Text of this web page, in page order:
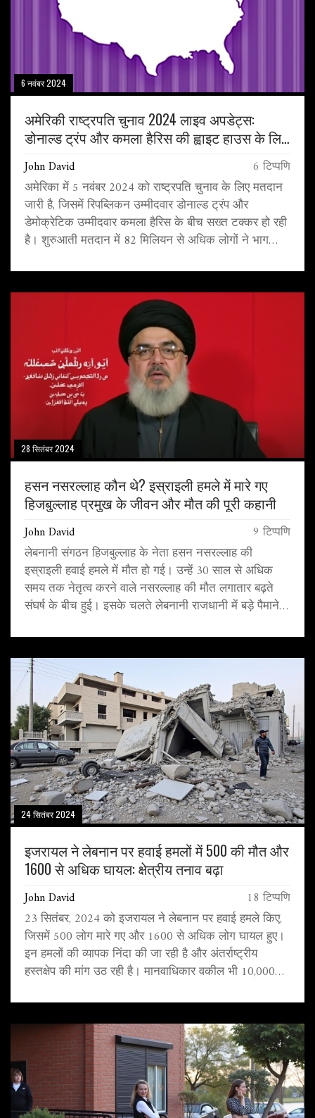
6 नवंबर 2024
अमेरिकी राष्ट्रपति चुनाव 2024 लाइव अपडेट्स:
डोनाल्ड ट्रंप और कमला हैरिस की ह्वाइट हाउस के लिए
John David 6 टिप्पणि
अमेरिका में 5 नवंबर 2024 को राष्ट्रपति चुनाव के लिए मतदान
जारी है, जिसमें रिपब्लिकन उम्मीदवार डोनाल्ड ट्रंप और
डेमोक्रेटिक उम्मीदवार कमला हैरिस के बीच सख्त टक्कर हो रही
है। शुरुआती मतदान में 82 मिलियन से अधिक लोगों ने भाग
हैं। यह चुनाव न केवल राष्ट्रपति का चयन करेगा, बल्कि यह भी
तय करेगा कि सीनेट और प्रतिनिधि सभा में कौनसी पार्टी का
28 सितंबर 2024
हसन नसरल्लाह कौन थे? इस्राइली हमले में मारे गए
हिजबुल्लाह प्रमुख के जीवन और मौत की पूरी कहानी
John David 9 टिप्पणि
लेबनानी संगठन हिजबुल्लाह के नेता हसन नसरल्लाह की
इस्राइली हवाई हमले में मौत हो गई। उन्हें 30 साल से अधिक
समय तक नेतृत्व करने वाले नसरल्लाह की मौत लगातार बढ़ते
संघर्ष के बीच हुई। इसके चलते लेबनानी राजधानी में बड़े पैमाने
24 सितंबर 2024
इजरायल ने लेबनान पर हवाई हमलों में 500 की मौत और
1600 से अधिक घायल: क्षेत्रीय तनाव बढ़ा
John David 18 टिप्पणि
23 सितंबर, 2024 को इजरायल ने लेबनान पर हवाई हमले किए,
जिसमें 500 लोग मारे गए और 1600 से अधिक लोग घायल हुए।
इन हमलों की व्यापक निंदा की जा रही है और अंतर्राष्ट्रीय
हस्तक्षेप की मांग उठ रही है। मानवाधिकार वकील भी 10,000